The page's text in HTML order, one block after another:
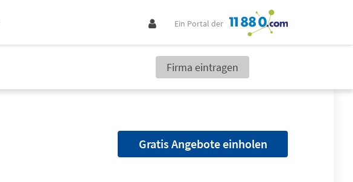
Ein Portal der
Firma eintragen
Gratis Angebote einholen